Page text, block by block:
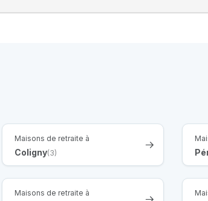
Maisons de retraite à
Coligny(3)
Maisons de retraite à